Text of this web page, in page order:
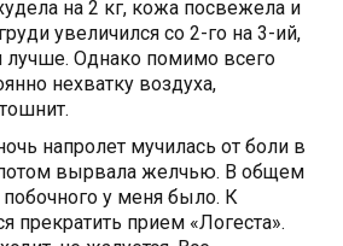
на 2 кг, кожа посвежела и
увеличился со 2-го на 3-ий,
лучше. Однако помимо всего
нехватку воздуха,
напролет мучилась от боли в
вырвала желчью. В общем
у меня было. К
прекратить прием «Логеста».